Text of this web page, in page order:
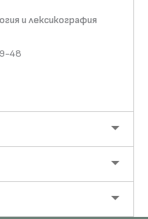
и лексикография
48